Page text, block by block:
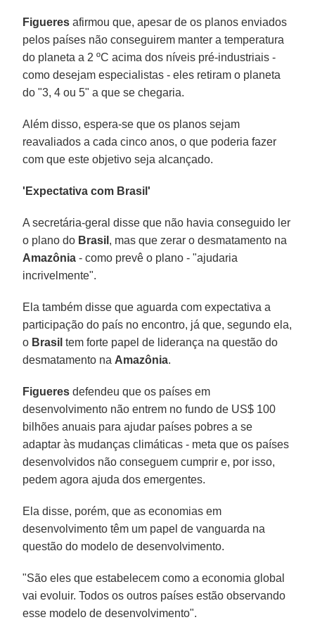
Figueres afirmou que, apesar de os planos enviados
pelos países não conseguirem manter a temperatura
do planeta a 2 ºC acima dos níveis pré-industriais -
como desejam especialistas - eles retiram o planeta
do "3, 4 ou 5" a que se chegaria.
Além disso, espera-se que os planos sejam
reavaliados a cada cinco anos, o que poderia fazer
com que este objetivo seja alcançado.
'Expectativa com Brasil'
A secretária-geral disse que não havia conseguido ler
o plano do Brasil , mas que zerar o desmatamento na
Amazônia - como prevê o plano - "ajudaria
incrivelmente".
Ela também disse que aguarda com expectativa a
participação do país no encontro, já que, segundo ela,
o Brasil tem forte papel de liderança na questão do
desmatamento na Amazônia.
Figueres defendeu que os países em
desenvolvimento não entrem no fundo de US$ 100
bilhões anuais para ajudar países pobres a se
adaptar às mudanças climáticas - meta que os países
desenvolvidos não conseguem cumprir e, por isso,
pedem agora ajuda dos emergentes.
Ela disse, porém, que as economias em
desenvolvimento têm um papel de vanguarda na
questão do modelo de desenvolvimento.
"São eles que estabelecem como a economia global
vai evoluir. Todos os outros países estão observando
esse modelo de desenvolvimento".